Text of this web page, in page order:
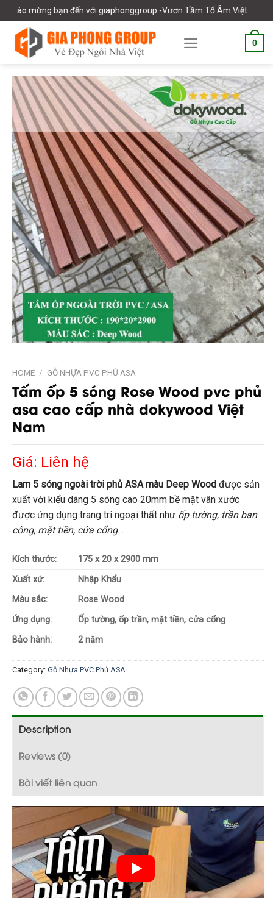
Skip
to
content
mừng bạn đến với giaphonggroup -Vươn Tầm Tổ Âm Việt
0
HOME / GỖ NHỰA PVC PHỦ ASA
Tấm ốp 5 sóng Rose Wood pvc phủ
asa cao cấp nhà dokywood Việt
Nam
Giá: Liên hệ
Lam 5 sóng ngoài trời phủ ASA màu Deep Wood được sản
xuất với kiểu dáng 5 sóng cao 20mm bề mặt vân xước
được ứng dụng trang trí ngoại thất như ốp tường, trần ban
công, mặt tiền, cửa cổng…
Kích thước:
175 x 20 x 2900 mm
Xuất xứ:
Nhập Khẩu
Màu sắc:
Rose Wood
Ứng dụng:
Ốp tường, ốp trần, mặt tiền, cửa cổng
Bảo hành:
2 năm
Category: Gỗ Nhựa PVC Phủ ASA
Description
Reviews (0)
Bài viết liên quan